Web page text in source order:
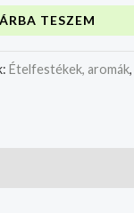
TESZEM
Ételfestékek, aromák,